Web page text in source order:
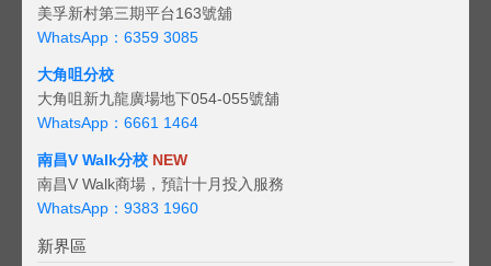
美孚新村第三期平台163號舖
WhatsApp：6359 3085
大角咀分校
大角咀新九龍廣場地下054-055號舖
WhatsApp：6661 1464
南昌V Walk分校 NEW
南昌V Walk商場，預計十月投入服務
WhatsApp：9383 1960
新界區